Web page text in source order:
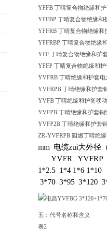
YFFB 丁晴复合物绝缘和
YFFBP 丁晴复合物绝缘
YFFRB 丁晴复合物绝缘
YFFRBP 丁晴复合物绝缘
YFF 丁晴复合物绝缘和护
YFFP 丁晴复合物绝缘和
YVFRB 丁晴绝缘和护套
YVFRPB 丁晴绝缘和护套
YVFB 丁晴绝缘和护套移
YVFPB 丁晴绝缘和护套
YVFP2B 丁晴绝缘和护套
ZR-YVFRPB 阻燃丁晴绝
mm 电缆zui大外径
YVFR YVFRP
1*2.5 1*4 1*6 1*10
3*70 3*95 3*120
五：代号名称和含义
表2